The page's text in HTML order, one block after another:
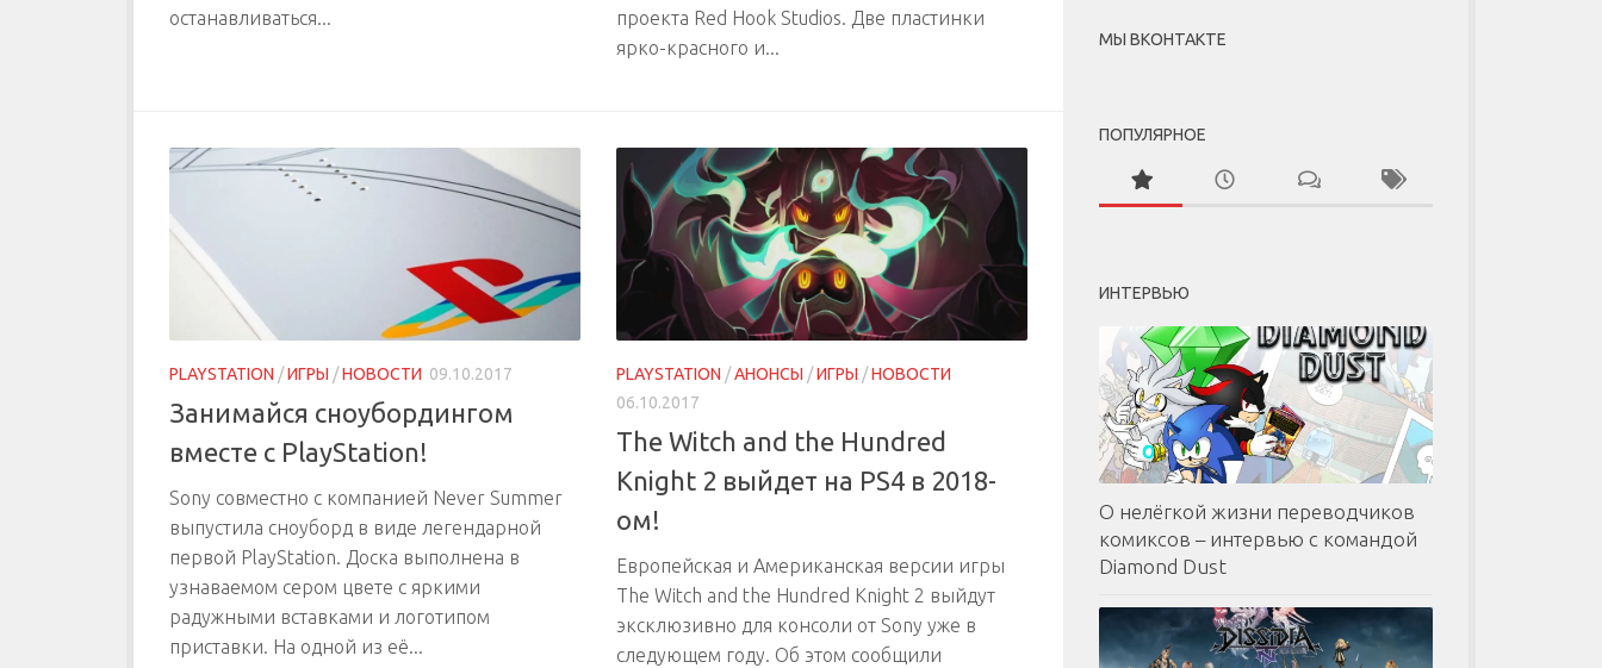
останавливаться...
проекта Red Hook Studios. Две пластинки
ярко-красного и...
PLAYSTATION /ИГРЫ /НОВОСТИ 09.10.2017
Занимайся сноубордингом
вместе с PlayStation!
Sony совместно с компанией Never Summer
выпустила сноуборд в виде легендарной
первой PlayStation. Доска выполнена в
узнаваемом сером цвете с яркими
радужными вставками и логотипом
приставки. На одной из её...
PLAYSTATION /АНОНСЫ /ИГРЫ /НОВОСТИ
06.10.2017
The Witch and the Hundred
Knight 2 выйдет на PS4 в 2018-
ом!
Европейская и Американская версии игры
The Witch and the Hundred Knight 2 выйдут
эксклюзивно для консоли от Sony уже в
следующем году. Об этом сообщили
МЫ ВКОНТАКТЕ
ПОПУЛЯРНОЕ
ИНТЕРВЬЮ
О нелёгкой жизни переводчиков
комиксов – интервью с командой
Diamond Dust